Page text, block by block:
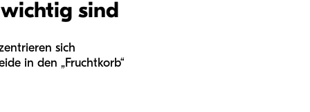
sind
sich
in den „Fruchtkorb“